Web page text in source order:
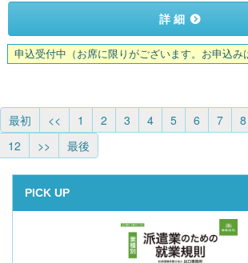
詳 細
申込受付中 （お席に限りがございます。お申込み
最初 << 1 2 3 4 5 6 7 8
12
>> 最後
PICK UP